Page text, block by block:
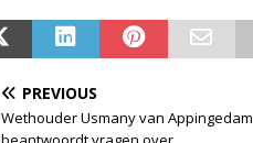
PREVIOUS
Wethouder Usmany van Appingedam